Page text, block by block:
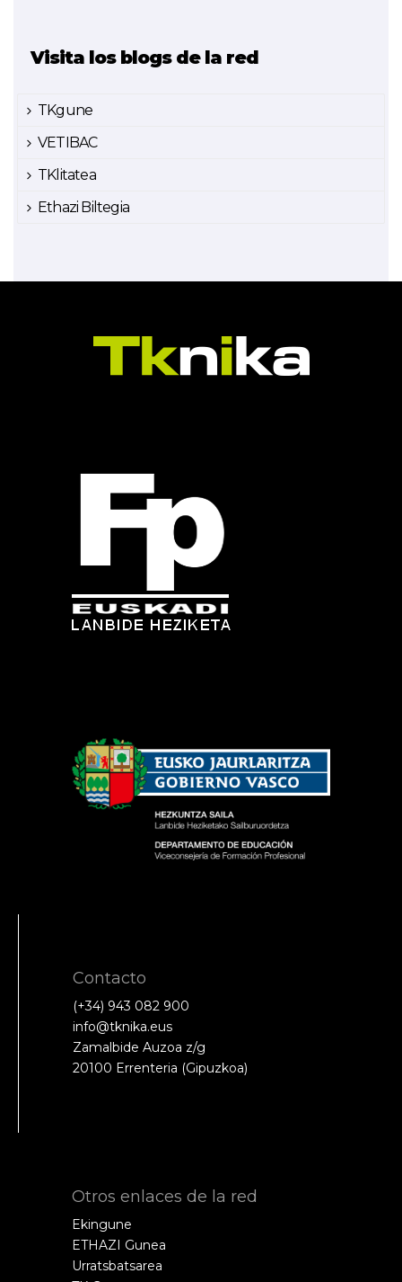
Visita los blogs de la red
TKgune
VETIBAC
TKlitatea
Ethazi Biltegia
Contacto
(+34) 943 082 900
info@tknika.eus
Zamalbide Auzoa z/g
20100 Errenteria (Gipuzkoa)
Otros enlaces de la red
Ekingune
ETHAZI Gunea
Urratsbatsarea